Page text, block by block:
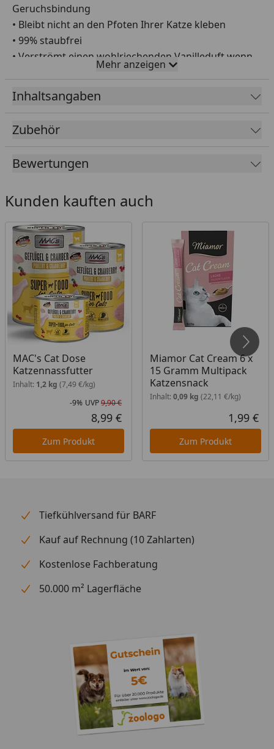
Geruchsbindung
• Bleibt nicht an den Pfoten Ihrer Katze kleben
• 99% staubfrei
• Verströmt einen wohlriechenden Vanilleduft wenn
die Einstreu feucht wird
• Sehr sparsam durch Bildung von Klumpen
• Etwa 3 mal so ergiebig wie herkömmliche Einstreu
• Für eine natürliche Katzenhygiene
• Mit wohlriechendem Vanilleduft
Mehr anzeigen
Inhaltsangaben
Zubehör
Bewertungen
Kunden kauften auch
MAC's Cat Dose
Katzennassfutter
Inhalt: 1,2 kg (7,49 €/kg)
Rabatt in Prozent
-9%
Ursprünglicher Preis
UVP9,90 €
Aktueller Preis
8,99 €
Zum Produkt
Miamor Cat Cream 6 x
15 Gramm Multipack
Katzensnack
Inhalt: 0,09 kg (22,11 €/kg)
1,99 €
Zum Produkt
Tiefkühlversand für BARF
Kauf auf Rechnung (10 Zahlarten)
Kostenlose Fachberatung
50.000 m² Lagerfläche